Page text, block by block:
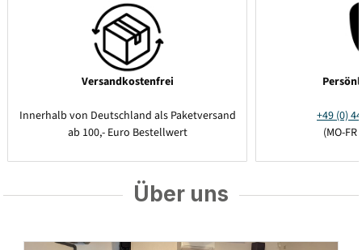
Versandkostenfrei
Innerhalb von Deutschland als Paketversand
ab 100,- Euro Bestellwert
+49 (0)
(MO-
Über uns